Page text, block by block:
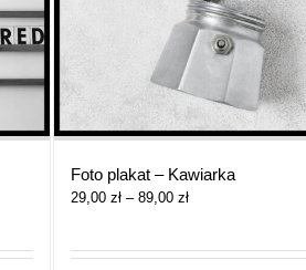
Foto plakat – Kawiarka
29,00 zł – 89,00 złZakres
29,00 zł